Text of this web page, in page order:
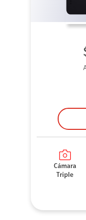
Cámara
Triple